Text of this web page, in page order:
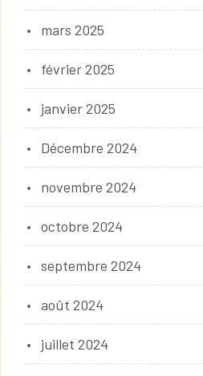
mars 2025
février 2025
janvier 2025
Décembre 2024
novembre 2024
octobre 2024
septembre 2024
août 2024
juillet 2024